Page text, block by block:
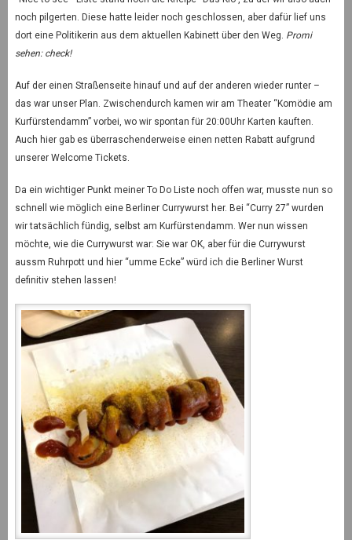
noch pilgerten. Diese hatte leider noch geschlossen, aber dafür lief uns
dort eine Politikerin aus dem aktuellen Kabinett über den Weg. Promi
sehen: check!
Auf der einen Straßenseite hinauf und auf der anderen wieder runter –
das war unser Plan. Zwischendurch kamen wir am Theater “Komödie am
Kurfürstendamm” vorbei, wo wir spontan für 20:00Uhr Karten kauften.
Auch hier gab es überraschenderweise einen netten Rabatt aufgrund
unserer Welcome Tickets.
Da ein wichtiger Punkt meiner To Do Liste noch offen war, musste nun so
schnell wie möglich eine Berliner Currywurst her. Bei “Curry 27” wurden
wir tatsächlich fündig, selbst am Kurfürstendamm. Wer nun wissen
möchte, wie die Currywurst war: Sie war OK, aber für die Currywurst
aussm Ruhrpott und hier “umme Ecke” würd ich die Berliner Wurst
definitiv stehen lassen!